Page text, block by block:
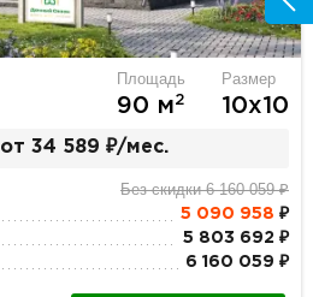
Площадь
90 м2
Размер
10х10
от 34 589 ₽/мес.
Без скидки 6 160 059 ₽
5 090 958 ₽
5 803 692 ₽
6 160 059 ₽